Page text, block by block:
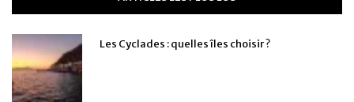
Les Cyclades : quelles îles choisir ?